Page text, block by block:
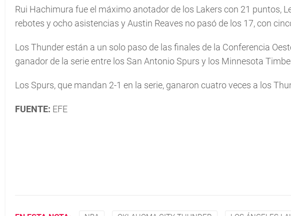
Rui Hachimura fue el máximo anotador de los Lakers con 21 puntos,
rebotes y ocho asistencias y Austin Reaves no pasó de los 17, con
Los Thunder están a un solo paso de las finales de la Conferencia
ganador de la serie entre los San Antonio Spurs y los Minnesota
Los Spurs, que mandan 2-1 en la serie, ganaron cuatro veces a los
FUENTE: EFE